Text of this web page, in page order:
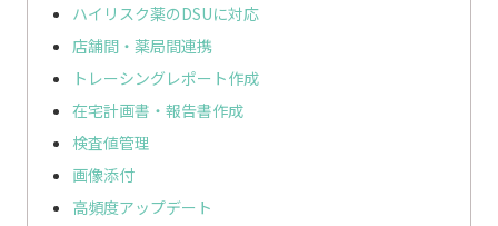
ハイリスク薬のDSUに対応
店舗間・薬局間連携
トレーシングレポート作成
在宅計画書・報告書作成
検査値管理
画像添付
高頻度アップデート